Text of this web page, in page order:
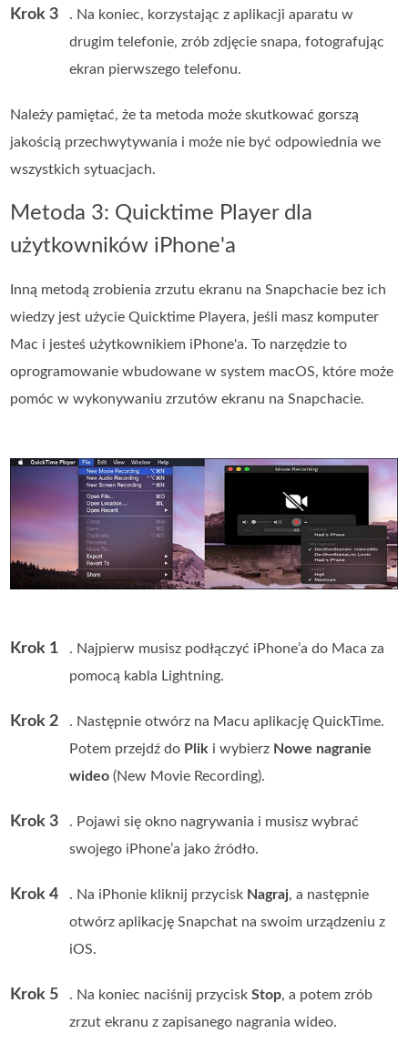
Krok 3
. Na koniec, korzystając z aplikacji aparatu w
drugim telefonie, zrób zdjęcie snapa, fotografując
ekran pierwszego telefonu.
Należy pamiętać, że ta metoda może skutkować gorszą
jakością przechwytywania i może nie być odpowiednia we
wszystkich sytuacjach.
Metoda 3: Quicktime Player dla
użytkowników iPhone'a
Inną metodą zrobienia zrzutu ekranu na Snapchacie bez ich
wiedzy jest użycie Quicktime Playera, jeśli masz komputer
Mac i jesteś użytkownikiem iPhone'a. To narzędzie to
oprogramowanie wbudowane w system macOS, które może
pomóc w wykonywaniu zrzutów ekranu na Snapchacie.
Krok 1
. Najpierw musisz podłączyć iPhone’a do Maca za
pomocą kabla Lightning.
Krok 2
. Następnie otwórz na Macu aplikację QuickTime.
Potem przejdź do Plik i wybierz Nowe nagranie
wideo (New Movie Recording).
Krok 3
. Pojawi się okno nagrywania i musisz wybrać
swojego iPhone’a jako źródło.
Krok 4 . Na iPhonie kliknij przycisk Nagraj, a następnie
otwórz aplikację Snapchat na swoim urządzeniu z
iOS.
Krok 5 . Na koniec naciśnij przyciskStop, a potem zrób
zrzut ekranu z zapisanego nagrania wideo.